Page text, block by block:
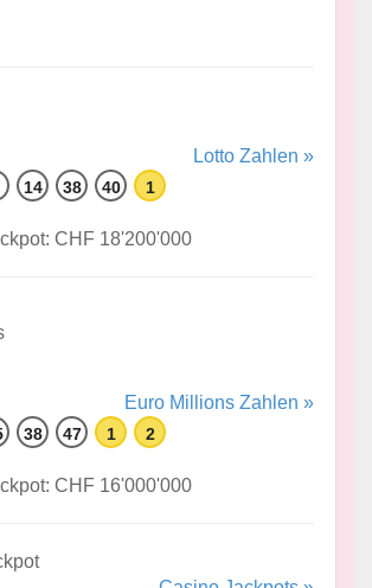
Lotto Zahlen »
14 38 40 1
CHF 18'200'000
Euro Millions Zahlen »
38 47 1 2
CHF 16'000'000